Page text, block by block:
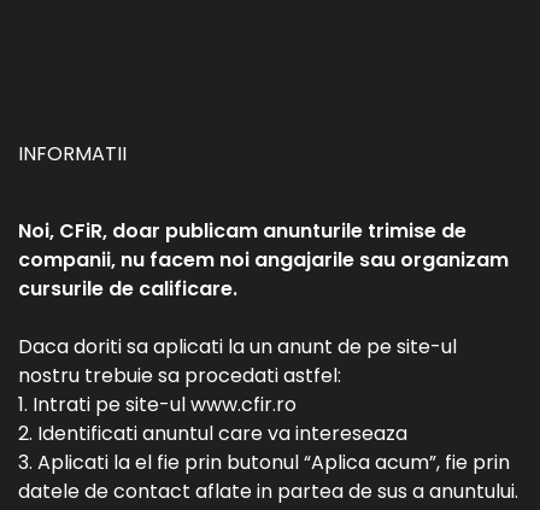
INFORMATII
Noi, CFiR, doar publicam anunturile trimise de
companii, nu facem noi angajarile sau organizam
cursurile de calificare.
Daca doriti sa aplicati la un anunt de pe site-ul
nostru trebuie sa procedati astfel:
1. Intrati pe site-ul www.cfir.ro
2. Identificati anuntul care va intereseaza
3. Aplicati la el fie prin butonul “Aplica acum”, fie prin
datele de contact aflate in partea de sus a anuntului.